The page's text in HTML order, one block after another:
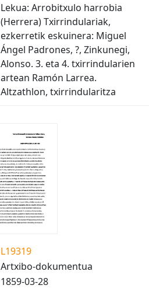
Lekua: Arrobitxulo harrobia
(Herrera) Txirrindulariak,
ezkerretik eskuinera: Miguel
Ángel Padrones, ?, Zinkunegi,
Alonso. 3. eta 4. txirrindularien
artean Ramón Larrea.
Altzathlon, txirrindularitza
L19319
Artxibo-dokumentua
1859-03-28